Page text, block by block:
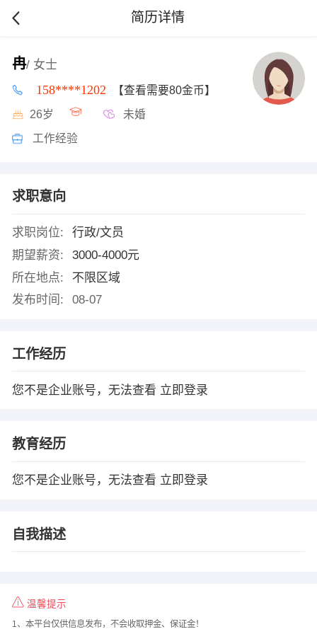
简历详情
冉/ 女士
158****1202 【查看需要80金币】
26岁 未婚
工作经验
求职意向
求职岗位:
行政/文员
期望薪资:
3000-4000元
所在地点:
不限区域
发布时间:
08-07
工作经历
您不是企业账号，无法查看 立即登录
教育经历
您不是企业账号，无法查看 立即登录
自我描述
温馨提示
1、本平台仅供信息发布，不会收取押金、保证金！